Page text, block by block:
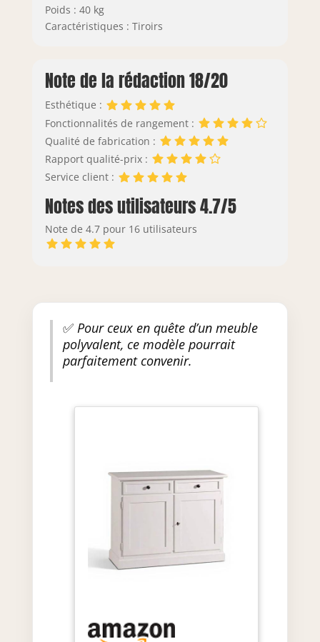
Poids : 40 kg
Caractéristiques : Tiroirs
Note de la rédaction 18/20
Esthétique :
Fonctionnalités de rangement :
Qualité de fabrication :
Rapport qualité-prix :
Service client :
Notes des utilisateurs 4.7/5
Note de 4.7 pour 16 utilisateurs
✅Pour ceux en quête d’un meuble
polyvalent, ce modèle pourrait
parfaitement convenir.